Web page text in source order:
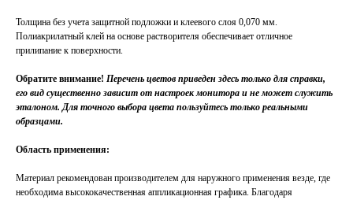
Толщина без учета защитной подложки и клеевого слоя 0,070 мм.
Полиакрилатный клей на основе растворителя обеспечивает отличное
прилипание к поверхности.
Обратите внимание! Перечень цветов приведен здесь только для справки,
его вид существенно зависит от настроек монитора и не может служить
эталоном. Для точного выбора цвета пользуйтесь только реальными
образцами.
Область применения:
Материал рекомендован производителем для наружного применения везде, где
необходима высококачественная аппликационная графика. Благодаря